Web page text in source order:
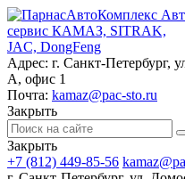
сервис КАМАЗ, SITRAK,
JAC, DongFeng
Адрес: г. Санкт-Петербург,
А, офис 1
Почта: kamaz@pac-sto.ru
Закрыть
Закрыть
+7 (812) 449-85-56